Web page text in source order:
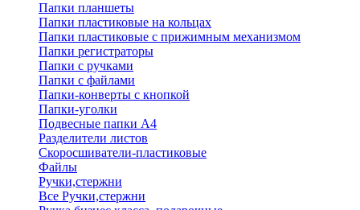
Папки планшеты
Папки пластиковые на кольцах
Папки пластиковые с прижимным механизмом
Папки регистраторы
Папки с ручками
Папки с файлами
Папки-конверты с кнопкой
Папки-уголки
Подвесные папки А4
Разделители листов
Скоросшиватели-пластиковые
Файлы
Ручки,стержни
Все Ручки,стержни